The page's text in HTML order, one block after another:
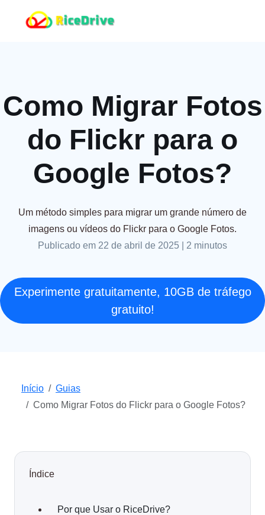
Como Migrar Fotos
do Flickr para o
Google Fotos?
Um método simples para migrar um grande número de
imagens ou vídeos do Flickr para o Google Fotos.
Publicado em 22 de abril de 2025
2 minutos
Experimente gratuitamente, 10GB de tráfego
gratuito!
Início
Guias
Como Migrar Fotos do Flickr para o Google Fotos?
Índice
Por que Usar o RiceDrive?